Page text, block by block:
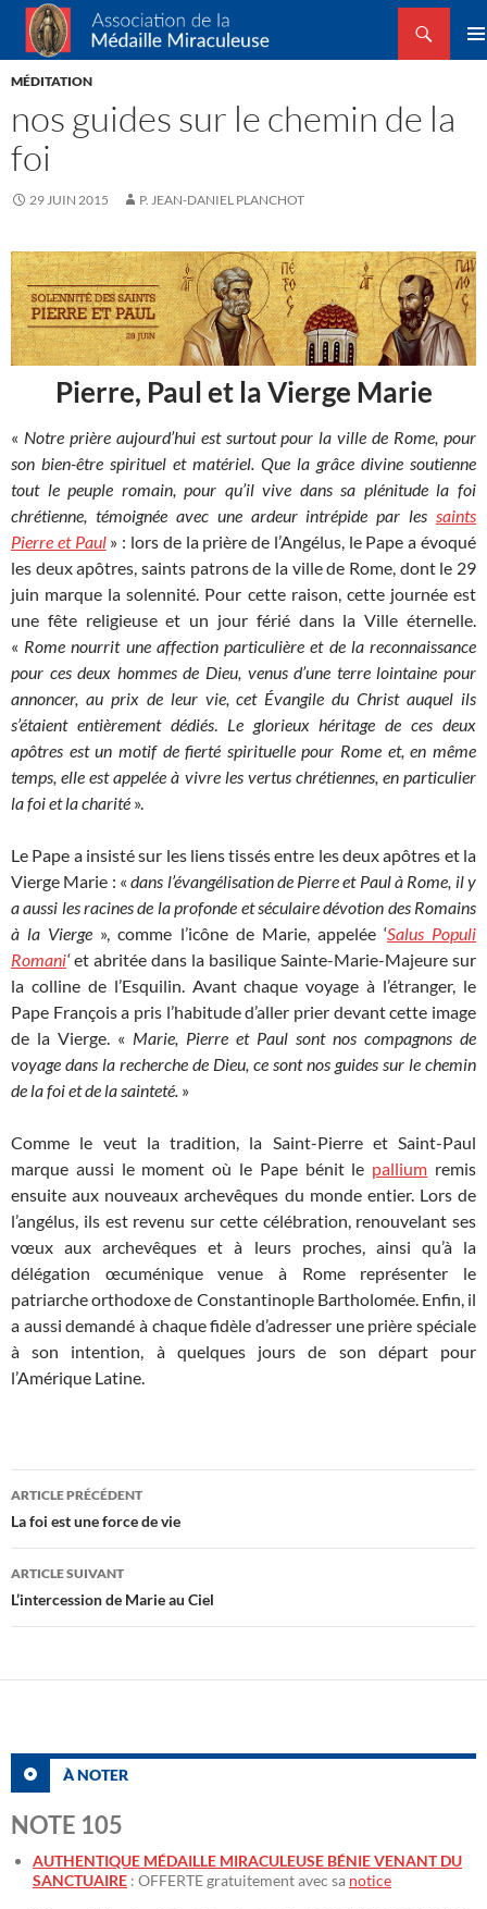
Association de la Médaille Miraculeuse
Recherche
ALLER
AU
MÉDITATION
nos guides sur le chemin de la
foi
29 JUIN 2015 P. JEAN-DANIEL PLANCHOT
Pierre, Paul et la Vierge Marie
« Notre prière aujourd’hui est surtout pour la ville de Rome, pour
son bien-être spirituel et matériel. Que la grâce divine soutienne
tout le peuple romain, pour qu’il vive dans sa plénitude la foi
chrétienne, témoignée avec une ardeur intrépide par les saints
Pierre et Paul» : lors de la prière de l’Angélus, le Pape a évoqué
les deux apôtres, saints patrons de la ville de Rome, dont le 29
juin marque la solennité. Pour cette raison, cette journée est
une fête religieuse et un jour férié dans la Ville éternelle.
« Rome nourrit une affection particulière et de la reconnaissance
pour ces deux hommes de Dieu, venus d’une terre lointaine pour
annoncer, au prix de leur vie, cet Évangile du Christ auquel ils
s’étaient entièrement dédiés. Le glorieux héritage de ces deux
apôtres est un motif de fierté spirituelle pour Rome et, en même
temps, elle est appelée à vivre les vertus chrétiennes, en particulier
la foi et la charité ».
Le Pape a insisté sur les liens tissés entre les deux apôtres et la
Vierge Marie : « dans l’évangélisation de Pierre et Paul à Rome, il y
a aussi les racines de la profonde et séculaire dévotion des Romains
à la Vierge », comme l’icône de Marie, appelée ‘Salus Populi
Romani‘et abritée dans la basilique Sainte-Marie-Majeure sur
la colline de l’Esquilin. Avant chaque voyage à l’étranger, le
Pape François a pris l’habitude d’aller prier devant cette image
de la Vierge. « Marie, Pierre et Paul sont nos compagnons de
voyage dans la recherche de Dieu, ce sont nos guides sur le chemin
de la foi et de la sainteté. »
Comme le veut la tradition, la Saint-Pierre et Saint-Paul
marque aussi le moment où le Pape bénit le pallium remis
ensuite aux nouveaux archevêques du monde entier. Lors de
l’angélus, ils est revenu sur cette célébration, renouvelant ses
vœux aux archevêques et à leurs proches, ainsi qu’à la
délégation œcuménique venue à Rome représenter le
patriarche orthodoxe de Constantinople Bartholomée. Enfin, il
a aussi demandé à chaque fidèle d’adresser une prière spéciale
à son intention, à quelques jours de son départ pour
l’Amérique Latine.
Navigation
des
articles
ARTICLE PRÉCÉDENT
La foi est une force de vie
ARTICLE SUIVANT
L’intercession de Marie au Ciel
À NOTER
NOTE 105
AUTHENTIQUE MÉDAILLE MIRACULEUSE BÉNIE VENANT DU
SANCTUAIRE : OFFERTE gratuitement avec sa notice